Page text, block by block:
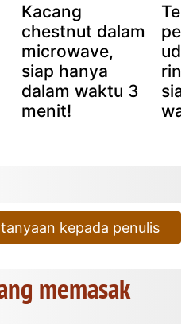
Kacang
chestnut dalam
microwave,
siap hanya
dalam waktu 3
menit!
kepada penulis
memasak